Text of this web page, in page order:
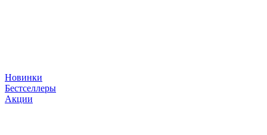
Новинки
Бестселлеры
Акции